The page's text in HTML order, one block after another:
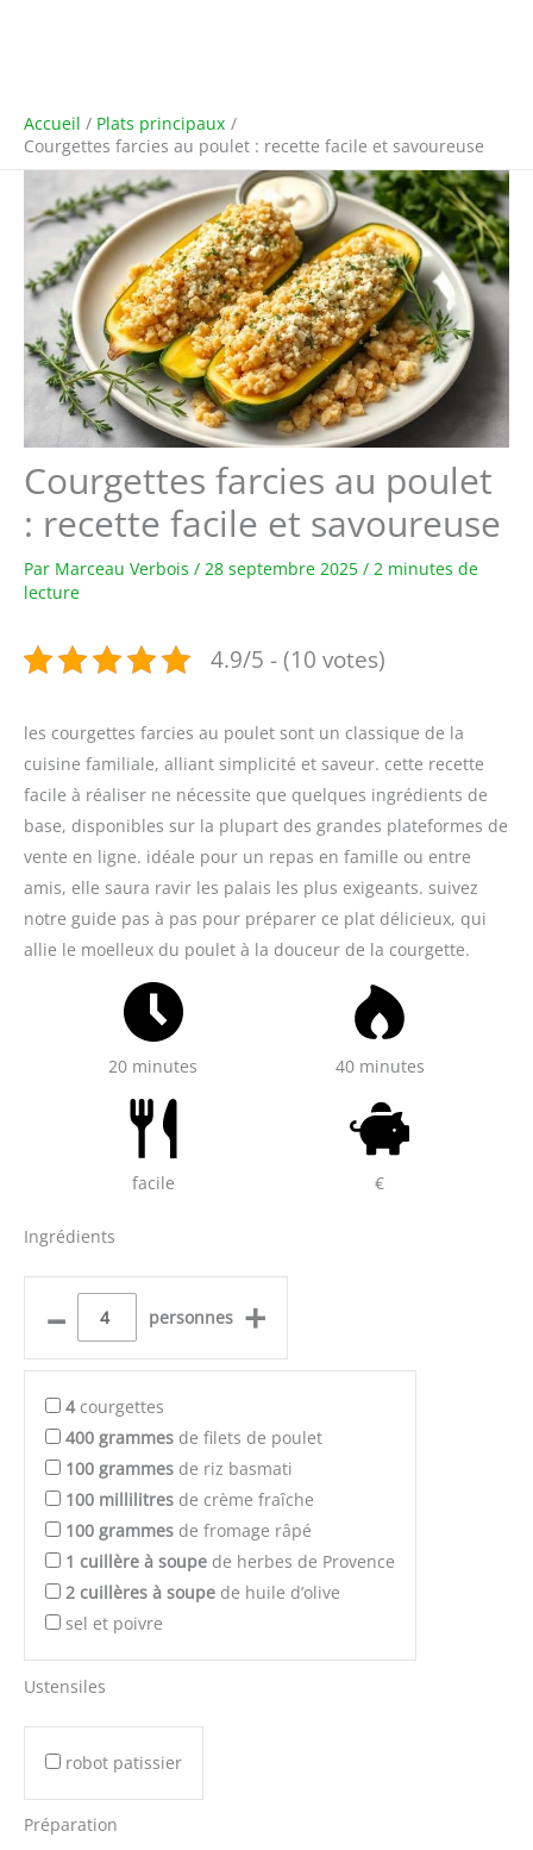
Accueil
Plats principaux
Courgettes farcies au poulet : recette facile et savoureuse
Courgettes farcies au poulet
: recette facile et savoureuse
Par Marceau Verbois / 28 septembre 2025 / 2 minutes de
lecture
4.9/5 - (10 votes)
les courgettes farcies au poulet sont un classique de la
cuisine familiale, alliant simplicité et saveur. cette recette
facile à réaliser ne nécessite que quelques ingrédients de
base, disponibles sur la plupart des grandes plateformes de
vente en ligne. idéale pour un repas en famille ou entre
amis, elle saura ravir les palais les plus exigeants. suivez
notre guide pas à pas pour préparer ce plat délicieux, qui
allie le moelleux du poulet à la douceur de la courgette.
20 minutes 40 minutes
facile €
Ingrédients
– personnes +
4courgettes
400 grammes de filets de poulet
100 grammes de riz basmati
100 millilitres de crème fraîche
100 grammes de fromage râpé
1 cuillère à soupe de herbes de Provence
2 cuillères à soupe de huile d’olive
sel et poivre
Ustensiles
robot patissier
Préparation